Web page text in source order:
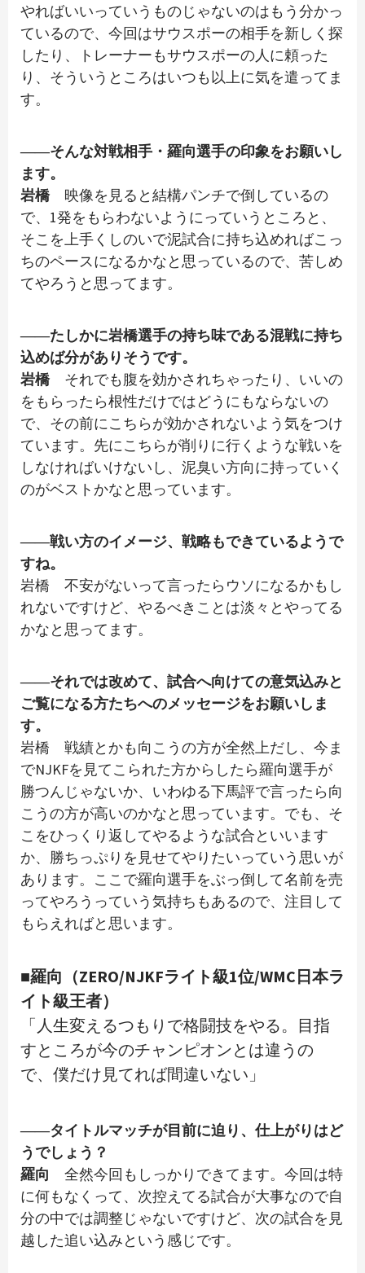
やればいいっていうものじゃないのはもう分かっ
ているので、今回はサウスポーの相手を新しく探
したり、トレーナーもサウスポーの人に頼った
り、そういうところはいつも以上に気を遣ってま
す。
――そんな対戦相手・羅向選手の印象をお願いし
ます。
岩橋映像を見ると結構パンチで倒しているの
で、1発をもらわないようにっていうところと、
そこを上手くしのいで泥試合に持ち込めればこっ
ちのペースになるかなと思っているので、苦しめ
てやろうと思ってます。
――たしかに岩橋選手の持ち味である混戦に持ち
込めば分がありそうです。
岩橋それでも腹を効かされちゃったり、いいの
をもらったら根性だけではどうにもならないの
で、その前にこちらが効かされないよう気をつけ
ています。先にこちらが削りに行くような戦いを
しなければいけないし、泥臭い方向に持っていく
のがベストかなと思っています。
――戦い方のイメージ、戦略もできているようで
すね。
岩橋 不安がないって言ったらウソになるかもし
れないですけど、やるべきことは淡々とやってる
かなと思ってます。
――それでは改めて、試合へ向けての意気込みと
ご覧になる方たちへのメッセージをお願いしま
す。
岩橋 戦績とかも向こうの方が全然上だし、今ま
でNJKFを見てこられた方からしたら羅向選手が
勝つんじゃないか、いわゆる下馬評で言ったら向
こうの方が高いのかなと思っています。でも、そ
こをひっくり返してやるような試合といいます
か、勝ちっぷりを見せてやりたいっていう思いが
あります。ここで羅向選手をぶっ倒して名前を売
ってやろうっていう気持ちもあるので、注目して
もらえればと思います。
■羅向（ZERO/NJKFライト級1位/WMC日本ラ
イト級王者）
「人生変えるつもりで格闘技をやる。目指
すところが今のチャンピオンとは違うの
で、僕だけ見てれば間違いない」
――タイトルマッチが目前に迫り、仕上がりはど
うでしょう？
羅向 全然今回もしっかりできてます。今回は特
に何もなくって、次控えてる試合が大事なので自
分の中では調整じゃないですけど、次の試合を見
越した追い込みという感じです。